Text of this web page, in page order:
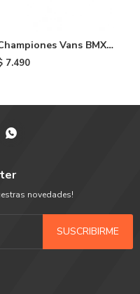
Vans BMX
Wafflecup - Black
7.490

novedades!
SUSCRIBIRME